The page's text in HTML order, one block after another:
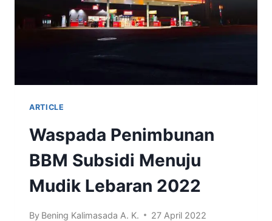
ARTICLE
Waspada Penimbunan
BBM Subsidi Menuju
Mudik Lebaran 2022
By Bening Kalimasada A. K. 27 April 2022